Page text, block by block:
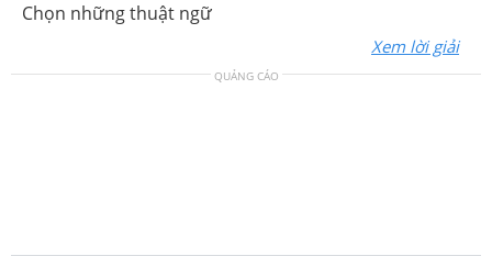
Chọn những thuật ngữ
Xem lời giải
QUẢNG CÁO